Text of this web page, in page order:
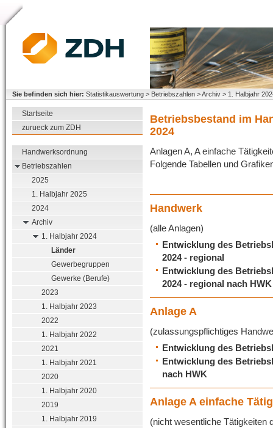
Sie befinden sich hier: Statistikauswertung > Betriebszahlen > Archiv > 1. Halbjahr
Betriebsbestand im
2024
Anlagen A, A einfache
Folgende Tabellen und
Handwerk
(alle Anlagen)
Entwicklung des
2024 - regional
Entwicklung des
2024 - regional nach HWK
Anlage A
(zulassungspflichtiges
Entwicklung des
Entwicklung des
nach HWK
Anlage A einfache
(nicht wesentliche Tätigkeiten
Startseite
zurueck zum ZDH
Handwerksordnung
Betriebszahlen
2025
1. Halbjahr 2025
2024
Archiv
1. Halbjahr 2024
Länder
Gewerbegruppen
Gewerke (Berufe)
2023
1. Halbjahr 2023
2022
1. Halbjahr 2022
2021
1. Halbjahr 2021
2020
1. Halbjahr 2020
2019
1. Halbjahr 2019